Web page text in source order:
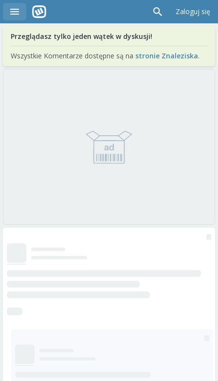
Zaloguj się
Przeglądasz tylko jeden wątek w dyskusji!
Wszystkie Komentarze dostępne są na stronie Znaleziska.